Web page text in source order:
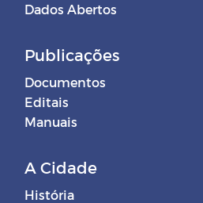
Dados Abertos
Publicações
Documentos
Editais
Manuais
A Cidade
História